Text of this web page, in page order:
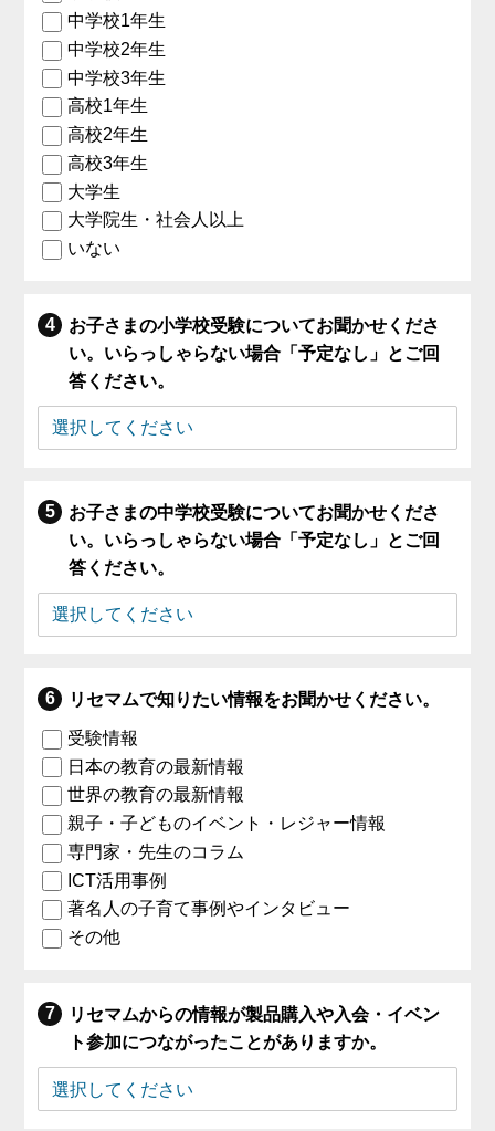
中学校1年生
中学校2年生
中学校3年生
高校1年生
高校2年生
高校3年生
大学生
大学院生・社会人以上
いない
お子さまの小学校受験についてお聞かせくださ
い。いらっしゃらない場合「予定なし」とご回
答ください。
お子さまの中学校受験についてお聞かせくださ
い。いらっしゃらない場合「予定なし」とご回
答ください。
リセマムで知りたい情報をお聞かせください。
受験情報
日本の教育の最新情報
世界の教育の最新情報
親子・子どものイベント・レジャー情報
専門家・先生のコラム
ICT活用事例
著名人の子育て事例やインタビュー
その他
リセマムからの情報が製品購入や入会・イベン
ト参加につながったことがありますか。